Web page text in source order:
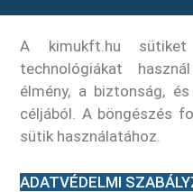
A kimukft.hu
technológiákat
élmény, a biztonság,
céljából. A böngészés
sütik használatához.
ADATVÉDELMI